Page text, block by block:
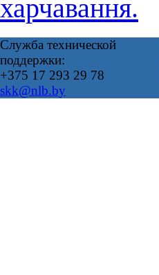
харчавання.
Служба технической
поддержки:
+375 17 293 29 78
skk@nlb.by